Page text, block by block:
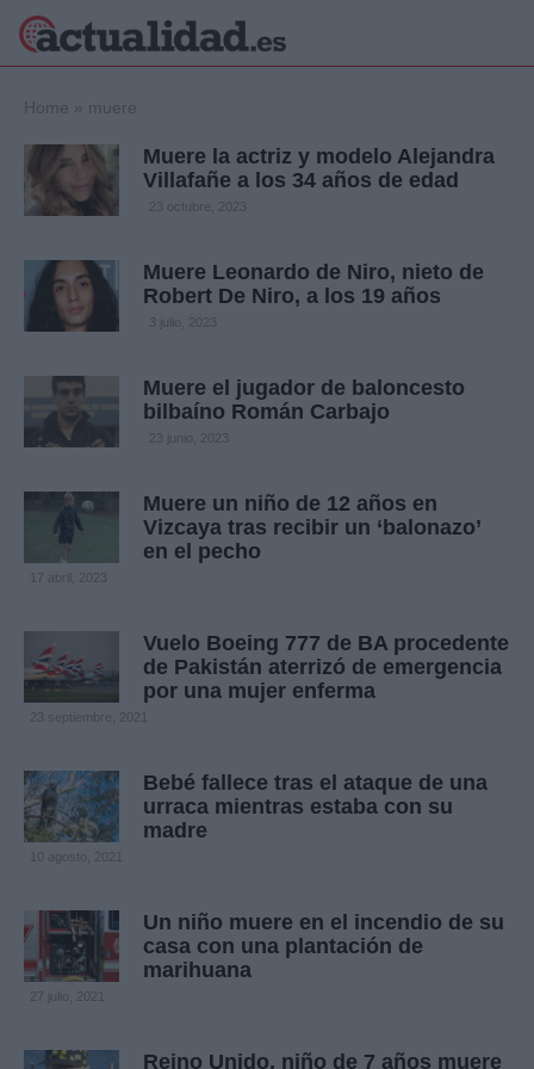
Política
Crónica
Economía
Internacional
Viajes
Deportes
Gente
Home » muere
Muere la actriz y modelo Alejandra
Villafañe a los 34 años de edad
23 octubre, 2023
Muere Leonardo de Niro, nieto de
Robert De Niro, a los 19 años
3 julio, 2023
Muere el jugador de baloncesto
bilbaíno Román Carbajo
23 junio, 2023
Muere un niño de 12 años en
Vizcaya tras recibir un ‘balonazo’
en el pecho
17 abril, 2023
Vuelo Boeing 777 de BA procedente
de Pakistán aterrizó de emergencia
por una mujer enferma
23 septiembre, 2021
Bebé fallece tras el ataque de una
urraca mientras estaba con su
madre
10 agosto, 2021
Un niño muere en el incendio de su
casa con una plantación de
marihuana
27 julio, 2021
Reino Unido, niño de 7 años muere